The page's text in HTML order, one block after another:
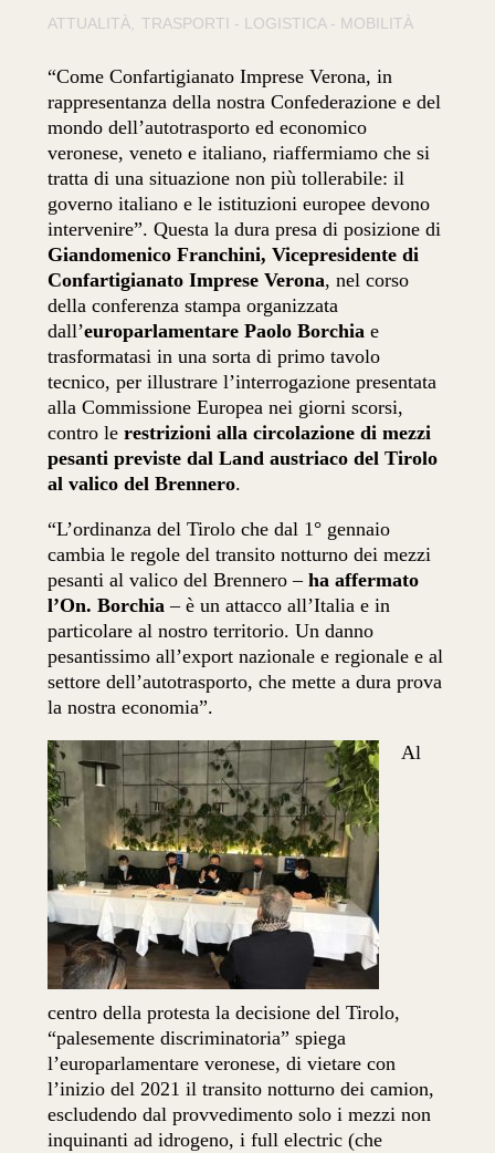
ATTUALITÀ TRASPORTI - LOGISTICA - MOBILITÀ
“Come Confartigianato Imprese Verona, in
rappresentanza della nostra Confederazione e del
mondo dell’autotrasporto ed economico
veronese, veneto e italiano, riaffermiamo che si
tratta di una situazione non più tollerabile: il
governo italiano e le istituzioni europee devono
intervenire”. Questa la dura presa di posizione di
Giandomenico Franchini, Vicepresidente di
Confartigianato Imprese Verona, nel corso
della conferenza stampa organizzata
dall’europarlamentare Paolo Borchiae
trasformatasi in una sorta di primo tavolo
tecnico, per illustrare l’interrogazione presentata
alla Commissione Europea nei giorni scorsi,
contro lerestrizioni alla circolazione di mezzi
pesanti previste dal Land austriaco del Tirolo
al valico del Brennero.
“L’ordinanza del Tirolo che dal 1° gennaio
cambia le regole del transito notturno dei mezzi
pesanti al valico del Brennero –ha affermato
l’On. Borchia – è un attacco all’Italia e in
particolare al nostro territorio. Un danno
pesantissimo all’export nazionale e regionale e al
settore dell’autotrasporto, che mette a dura prova
la nostra economia”.
Al
centro della protesta la decisione del Tirolo,
“palesemente discriminatoria” spiega
l’europarlamentare veronese, di vietare con
l’inizio del 2021 il transito notturno dei camion,
escludendo dal provvedimento solo i mezzi non
inquinanti ad idrogeno, i full electric (che